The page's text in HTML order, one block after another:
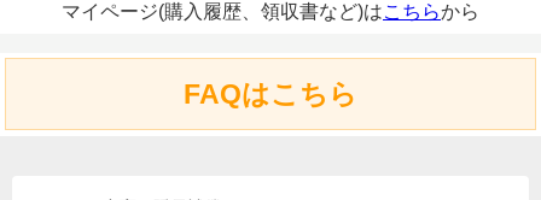
マイページ(購入履歴、領収書など)はこちらから
FAQはこちら